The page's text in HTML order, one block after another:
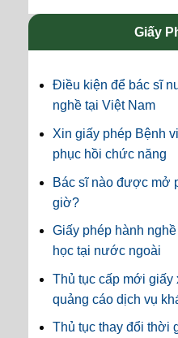
Giấy
Điều kiện để bác sĩ
nghề tại Việt Nam
Xin giấy phép Bệnh
phục hồi chức năng
Bác sĩ nào được mở
giờ?
Giấy phép hành
học tại nước ngoài
Thủ tục cấp mới giấy
quảng cáo dịch vụ
Thủ tục thay đổi thời